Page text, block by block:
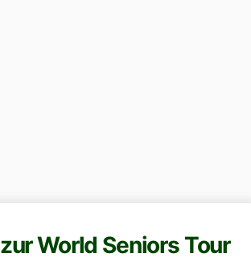
World Seniors Tour